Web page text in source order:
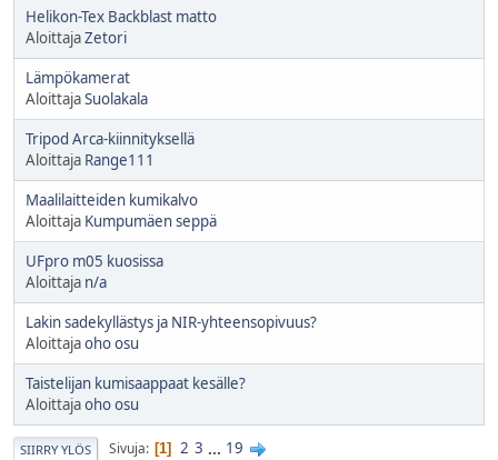
Helikon-Tex Backblast matto
AloittajaZetori
Lämpökamerat
AloittajaSuolakala
Tripod Arca-kiinnityksellä
Aloittaja Range111
Maalilaitteiden kumikalvo
Aloittaja Kumpumäen seppä
UFpro m05 kuosissa
Aloittaja n/a
Lakin sadekyllästys ja NIR-yhteensopivuus?
Aloittajaoho osu
Taistelijan kumisaappaat kesälle?
Aloittajaoho osu
SIIRRY YLÖS Sivuja 1 2 3 ... 19